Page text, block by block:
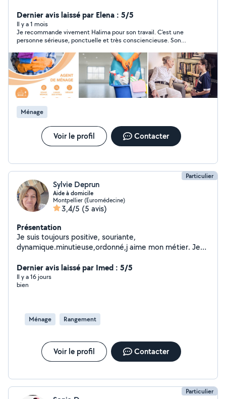
pour : Ménage complet : poussière, sols, sanitaires,
cuisine Repassage et entretien du linge Courses et
préparation de repas si besoin Accompagnement
quotidien pour personnes âgées ou dépendantes
Disponible immédiatement, flexible sur les horaires, et
tarif abordable. Je travaille avec sérieux et discrétion
pour que votre maison reste propre et agréable.
Dernier avis laissé par Elena : 5/5
Il y a 1 mois
Je recommande vivement Halima pour son travail. C’est une
personne sérieuse, ponctuelle et très consciencieuse. Son
prend soin des moindres détails. De plus, elle est discrète,
respectueuse et très agréable. Vous pouvez lui faire confiance
les yeux fermés.
Ménage
Voir le profil Contacter
Particulier
Sylvie Deprun
Aide à domicile
Montpellier (Euromédecine)
3,4/5 (5 avis)
Présentation
Je suis toujours positive, souriante,
dynamique.minutieuse,ordonné,j aime mon métier. Je
Dernier avis laissé par Imed : 5/5
Il y a 16 jours
bien
Ménage Rangement
Voir le profil Contacter
Particulier